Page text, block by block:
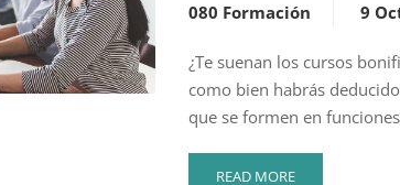
080 Formación 9
¿Te suenan los cursos
como bien habrás
que se formen en
READ
READ MORE